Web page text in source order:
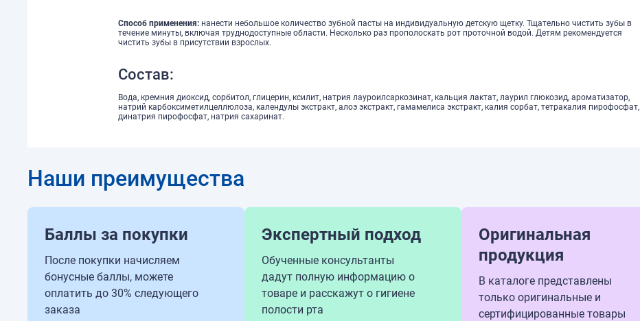
Способ применения: нанести небольшое количество зубной пасты на индивидуальную детскую щетку. Тщательно чистить зубы в
течение минуты, включая труднодоступные области. Несколько раз прополоскать рот проточной водой. Детям рекомендуется
чистить зубы в присутствии взрослых.
Состав:
Вода, кремния диоксид, сорбитол, глицерин, ксилит, натрия лауроилсаркозинат, кальция лактат, лаурил глюкозид, ароматизатор,
натрий карбоксиметилцеллюлоза, календулы экстракт, алоэ экстракт, гамамелиса экстракт, калия сорбат, тетракалия пирофосфат,
динатрия пирофосфат, натрия сахаринат.
Наши преимущества
Баллы за покупки
После покупки начисляем
бонусные баллы, можете
оплатить до 30% следующего
заказа
Экспертный подход
Обученные консультанты
дадут полную информацию о
товаре и расскажут о гигиене
полости рта
Оригинальная
продукция
В каталоге представлены
только оригинальные и
сертифицированные товары